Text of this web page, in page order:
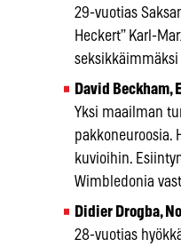
29-vuotias
Heckert” Karl-
seksikkäimmäksi
David Beckham,
Yksi maailman
pakkoneuroosia.
kuvioihin.
Wimbledonia
Didier Drogba,
28-vuotias